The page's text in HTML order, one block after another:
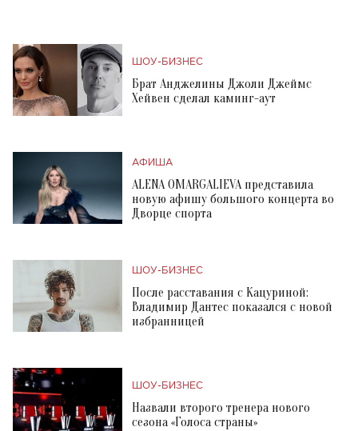
ШОУ-БИЗНЕС
Брат Анджелины Джоли Джеймс
Хейвен сделал каминг-аут
АФИША
ALENA OMARGALIEVA представила
новую афишу большого концерта во
Дворце спорта
ШОУ-БИЗНЕС
После расставания с Кацуриной:
Владимир Дантес показался с новой
избранницей
ШОУ-БИЗНЕС
Назвали второго тренера нового
сезона «Голоса страны»